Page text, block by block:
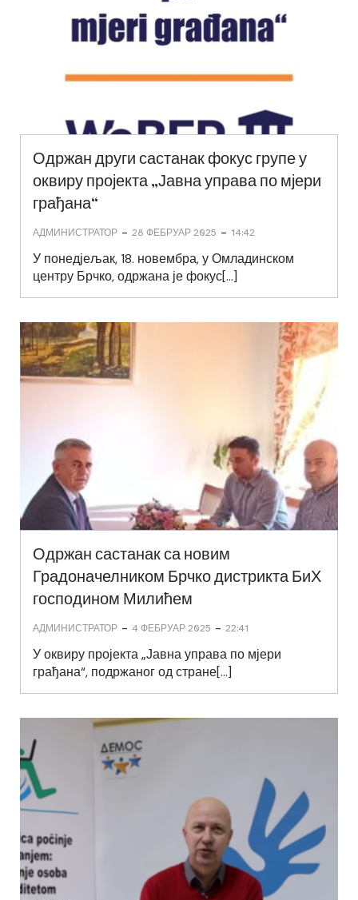
Одржан други састанак фокус групе у
оквиру пројекта „Јавна управа по мјери
грађана“
АДМИНИСТРАТОР - 28 ФЕБРУАР 2025 - 14:42
У понедјељак, 18. новембра, у Омладинском
центру Брчко, одржана је фокус[…]
Одржан састанак са новим
Градоначелником Брчко дистрикта БиХ
господином Милићем
АДМИНИСТРАТОР - 4 ФЕБРУАР 2025 - 22:41
У оквиру пројекта „Јавна управа по мјери
грађана“, подржаног од стране[…]